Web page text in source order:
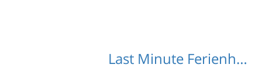
Last Minute Ferienhäuser Stranach